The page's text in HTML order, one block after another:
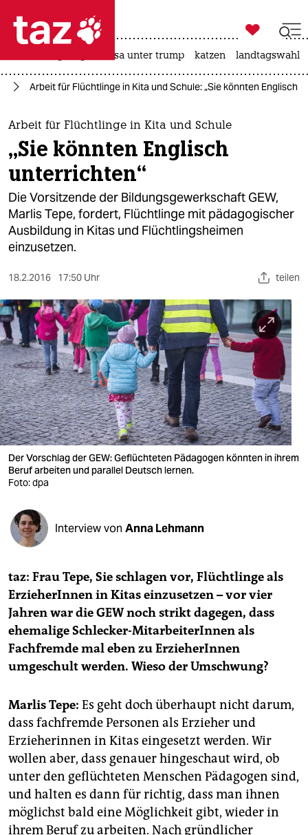
 taz zahl ich
taz zahl ich
themen
politik
öko
gesellschaft
kultur
sport
berlin
nord
wahrheit
verlag
verlag
veranstaltungen
shop
fragen & hilfe
unterstützen
genossenschaft
epaper login

taz zahl ich
usa unter trump katzen landtagswahl
Arbeit für Flüchtlinge in Kita und Schule: „Sie könnten Englisch
Arbeit für Flüchtlinge in Kita und Schule
„Sie könnten Englisch
unterrichten“
Die Vorsitzende der Bildungsgewerkschaft GEW,
Marlis Tepe, fordert, Flüchtlinge mit pädagogischer
Ausbildung in Kitas und Flüchtlingsheimen
einzusetzen.
18.2.2016 17:50 Uhr teilen
Der Vorschlag der GEW: Geflüchteten Pädagogen könnten in ihrem
Beruf arbeiten und parallel Deutsch lernen.
Foto: dpa
Interview von Anna Lehmann
taz: Frau Tepe, Sie schlagen vor, Flüchtlinge als
ErzieherInnen in Kitas einzusetzen – vor vier
Jahren war die GEW noch strikt dagegen, dass
ehemalige Schlecker-MitarbeiterInnen als
Fachfremde mal eben zu ErzieherInnen
umgeschult werden. Wieso der Umschwung?
Marlis Tepe: Es geht doch überhaupt nicht darum,
dass fachfremde Personen als Erzieher und
Erzieherinnen in Kitas eingesetzt werden. Wir
wollen aber, dass genauer hingeschaut wird, ob
unter den geflüchteten Menschen Pädagogen sind,
und halten es dann für richtig, dass man ihnen
möglichst bald eine Möglichkeit gibt, wieder in
ihrem Beruf zu arbeiten. Nach gründlicher